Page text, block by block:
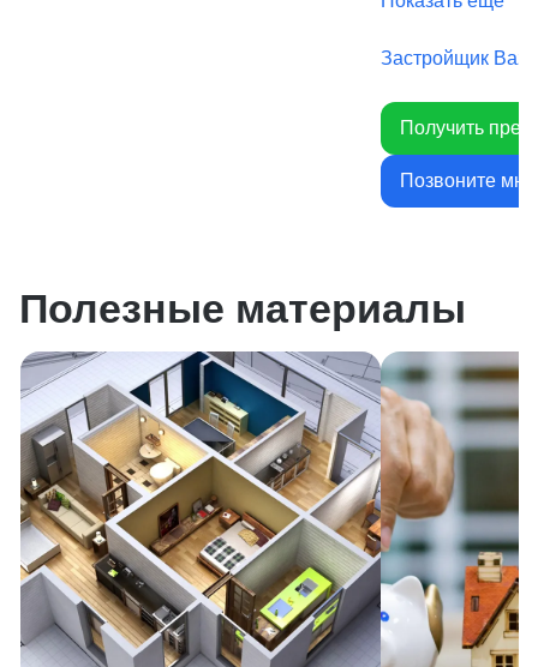
Застройщик
Получить
Позвоните мне
Полезные материалы